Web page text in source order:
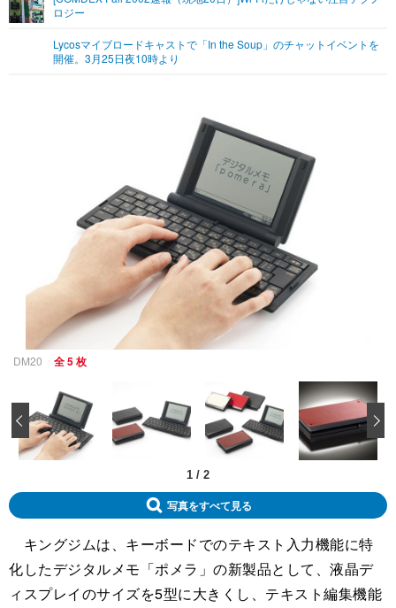
グラビア
ショッピング その他
ロジー
Lycosマイブロードキャストで「In the Soup」のチャットイベントを
開催。3月25日夜10時より
DM20 全 5 枚
1 / 2
‹
写真をすべて見る
キングジムは、キーボードでのテキスト入力機能に特
化したデジタルメモ「ポメラ」の新製品として、液晶デ
ィスプレイのサイズを5型に大きくし、テキスト編集機能